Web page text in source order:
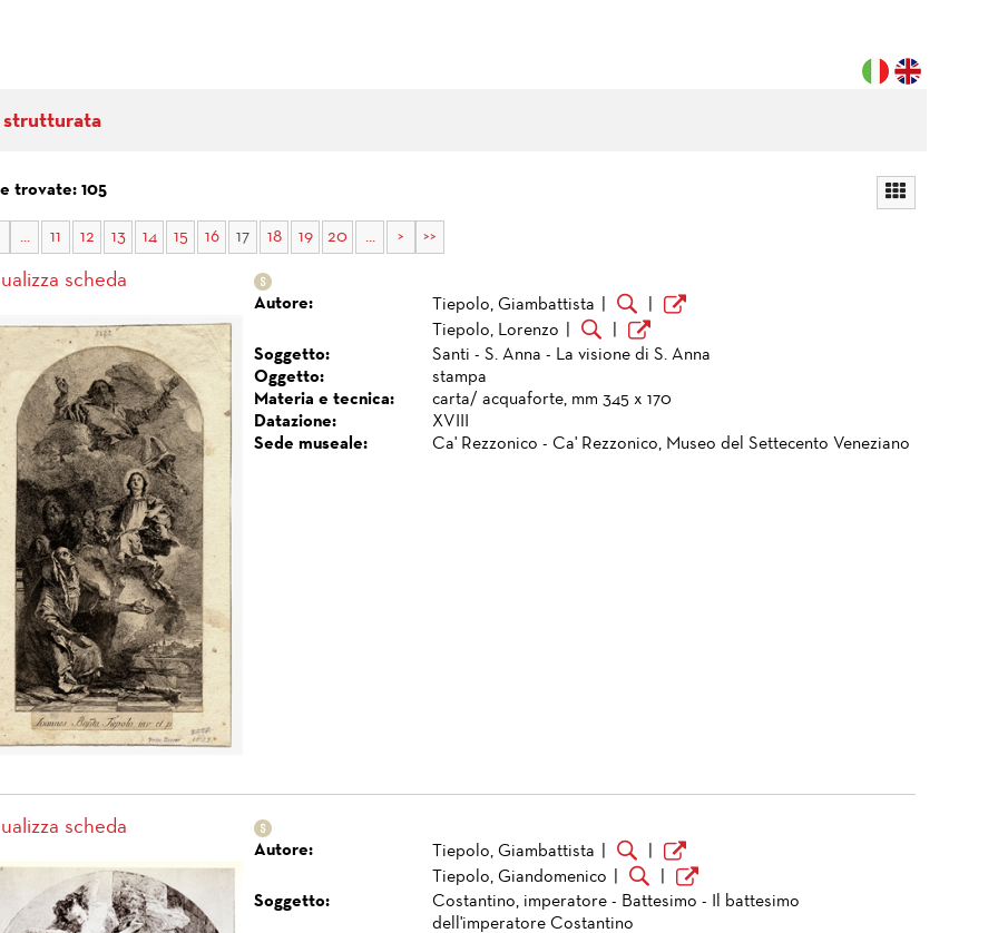
strutturata
trovate: 105
... 11 12 13 14 15 16 17 18 19 20 ... > >>
scheda
Autore: Tiepolo, Giambattista
Tiepolo, Lorenzo
Soggetto:
Santi - S. Anna - La visione di S. Anna
Oggetto:
stampa
Materia e tecnica:
carta/ acquaforte, mm 345 x 170
Datazione:
XVIII
Sede museale:
Ca' Rezzonico - Ca' Rezzonico, Museo del Settecento Veneziano
scheda
Autore: Tiepolo, Giambattista
Tiepolo, Giandomenico
Soggetto:
Costantino, imperatore - Battesimo - Il battesimo
dell'imperatore Costantino